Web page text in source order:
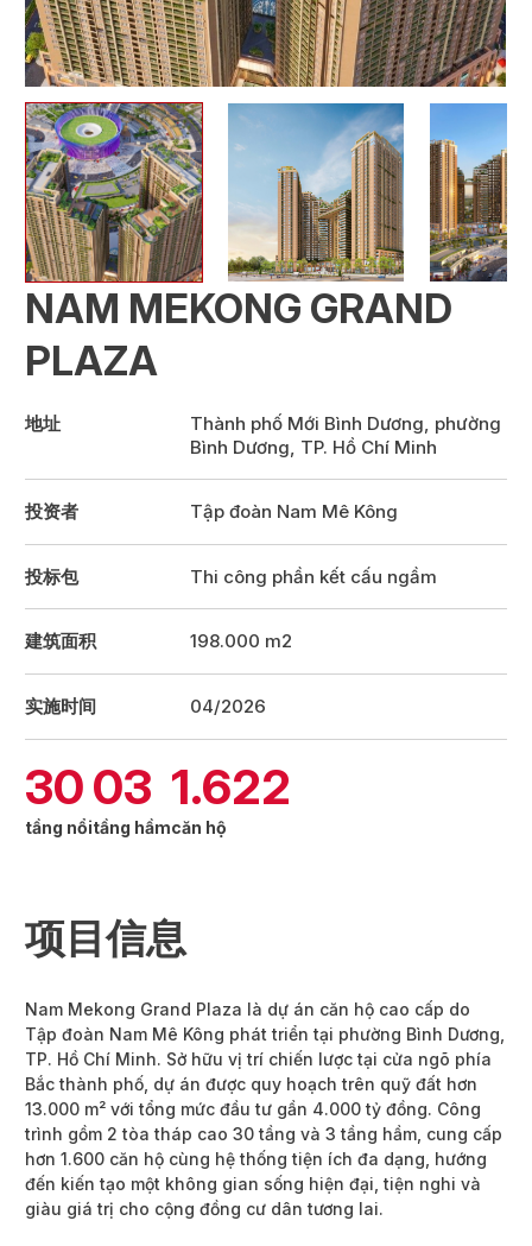
NAM MEKONG GRAND
PLAZA
地址
Thành phố Mới Bình Dương, phường
Bình Dương, TP. Hồ Chí Minh
投资者 Tập đoàn Nam Mê Kông
投标包 Thi công phần kết cấu ngầm
建筑面积 198.000 m2
实施时间 04/2026
30
tầng nổi
03
tầng hầm
1.622
căn hộ
项目信息
Nam Mekong Grand Plaza là dự án căn hộ cao cấp do
Tập đoàn Nam Mê Kông phát triển tại phường Bình Dương,
TP. Hồ Chí Minh. Sở hữu vị trí chiến lược tại cửa ngõ phía
Bắc thành phố, dự án được quy hoạch trên quỹ đất hơn
13.000 m² với tổng mức đầu tư gần 4.000 tỷ đồng. Công
trình gồm 2 tòa tháp cao 30 tầng và 3 tầng hầm, cung cấp
hơn 1.600 căn hộ cùng hệ thống tiện ích đa dạng, hướng
đến kiến tạo một không gian sống hiện đại, tiện nghi và
giàu giá trị cho cộng đồng cư dân tương lai.